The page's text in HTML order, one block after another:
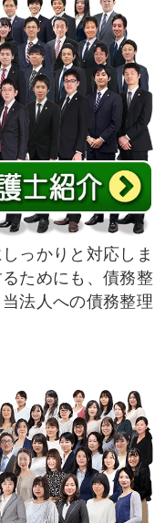
っかりと対応しま
ためにも、債務整
法人への債務整理